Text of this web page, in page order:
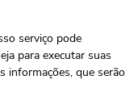
serviço pode
para executar suas
informações, que serão